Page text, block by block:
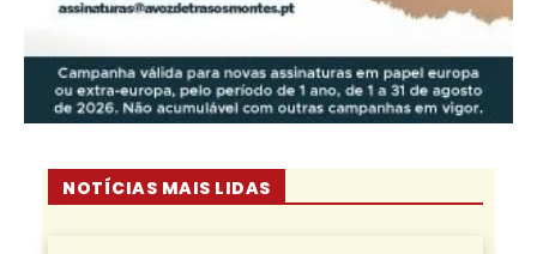
NOTÍCIAS MAIS LIDAS